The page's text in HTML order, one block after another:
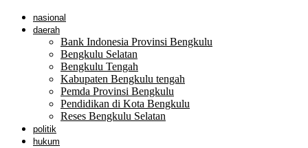
nasional
daerah
Bank Indonesia Provinsi Bengkulu
Bengkulu Selatan
Bengkulu Tengah
Kabupaten Bengkulu tengah
Pemda Provinsi Bengkulu
Pendidikan di Kota Bengkulu
Reses Bengkulu Selatan
politik
hukum